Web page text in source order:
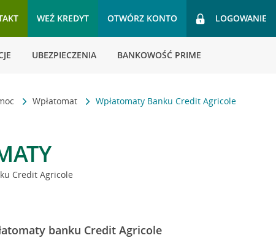
WEŹ KREDYT OTWÓRZ KONTO LOGOWANIE
UBEZPIECZENIA BANKOWOŚĆ PRIME
Wpłatomat Wpłatomaty Banku Credit Agricole
Credit Agricole
banku Credit Agricole